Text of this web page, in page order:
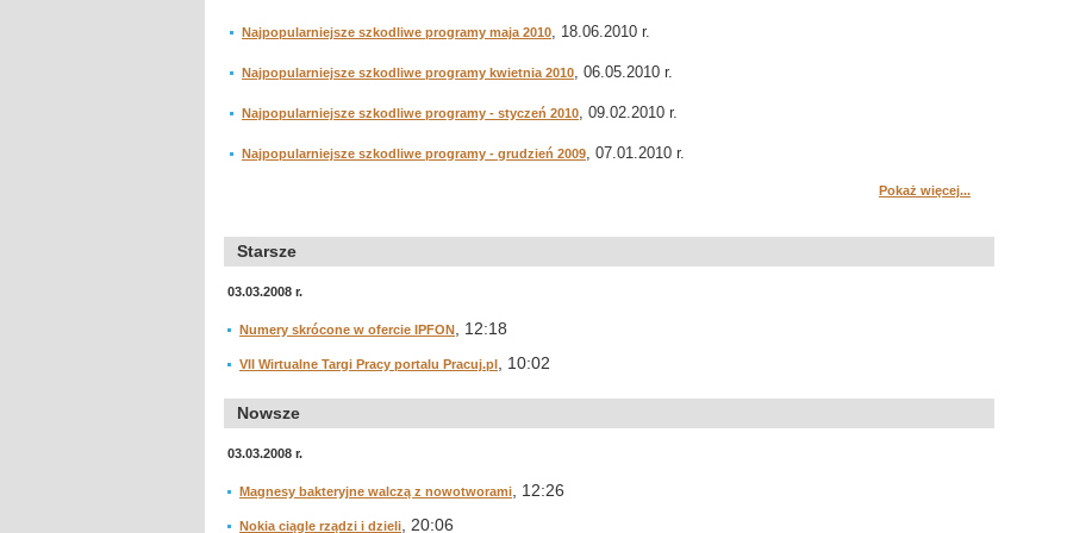
Najpopularniejsze szkodliwe programy maja 2010, 18.06.2010 r.
Najpopularniejsze szkodliwe programy kwietnia 2010, 06.05.2010 r.
Najpopularniejsze szkodliwe programy - styczeń 2010, 09.02.2010 r.
Najpopularniejsze szkodliwe programy - grudzień 2009, 07.01.2010 r.
Pokaż więcej...
Starsze
03.03.2008 r.
Numery skrócone w ofercie IPFON , 12:18
VII Wirtualne Targi Pracy portalu Pracuj.pl , 10:02
Nowsze
03.03.2008 r.
Magnesy bakteryjne walczą z nowotworami , 12:26
Nokia ciągle rządzi i dzieli , 20:06